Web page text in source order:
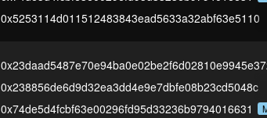
0x5253114d011512483843ead5633a32abf63e5110
0x238856de6d9d32ea3dd4e9e7dbfe08b23cd5048c
0x74de5d4fcbf63e00296fd95d33236b9794016631